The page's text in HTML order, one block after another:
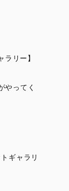
リー】
やってく
ギャラリ